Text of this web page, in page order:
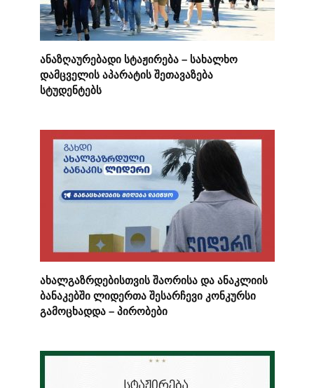
ანაზღაურებადი სტაჟირება – სახალხო
დამცველის აპარატის შეთავაზება
სტუდენტებს
ახალგაზრდებისთვის შაორისა და ანაკლიის
ბანაკებში ლიდერთა შესარჩევი კონკურსი
გამოცხადდა – პირობები